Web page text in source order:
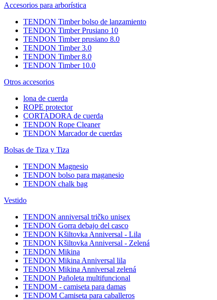
Accesorios para arborística
TENDON Timber bolso de lanzamiento
TENDON Timber Prusiano 10
TENDON Timber prusiano 8.0
TENDON Timber 3.0
TENDON Timber 8.0
TENDON Timber 10.0
Otros accesorios
lona de cuerda
ROPE protector
CORTADORA de cuerda
TENDON Rope Cleaner
TENDON Marcador de cuerdas
Bolsas de Tiza y Tiza
TENDON Magnesio
TENDON bolso para maganesio
TENDON chalk bag
Vestido
TENDON anniversal tričko unisex
TENDON Gorra debajo del casco
TENDON Kšiltovka Anniversal - Lila
TENDON Kšiltovka Anniversal - Zelená
TENDON Mikina
TENDON Mikina Anniversal lila
TENDON Mikina Anniversal zelená
TENDON Pañoleta multifuncional
TENDOM - camiseta para damas
TENDOM Camiseta para caballeros